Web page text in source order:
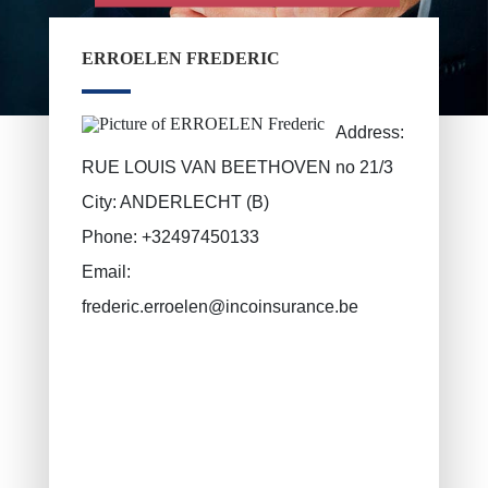
ERROELEN FREDERIC
Address:
RUE LOUIS VAN BEETHOVEN no 21/3
City: ANDERLECHT (B)
Phone: +32497450133
Email:
frederic.erroelen@incoinsurance.be
Epargne pension, épargne à long terme
Epargne enfant
Assurance décès
Assurance funéraire
RC Exploitation / RC Professionnel
Accident de travail
VAN BOUWEL Cornelia